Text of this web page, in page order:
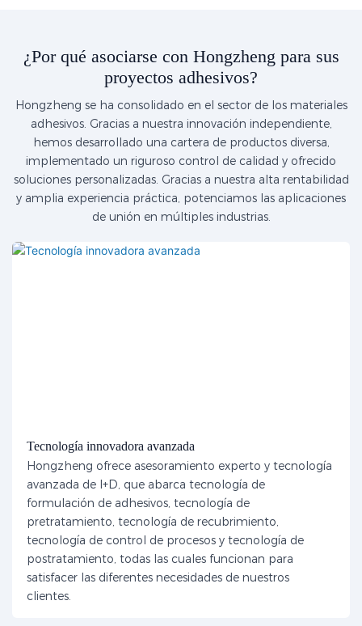
¿Por qué asociarse con Hongzheng para sus
proyectos adhesivos?
Hongzheng se ha consolidado en el sector de los materiales
adhesivos. Gracias a nuestra innovación independiente,
hemos desarrollado una cartera de productos diversa,
implementado un riguroso control de calidad y ofrecido
soluciones personalizadas. Gracias a nuestra alta rentabilidad
y amplia experiencia práctica, potenciamos las aplicaciones
de unión en múltiples industrias.
Tecnología innovadora avanzada
Hongzheng ofrece asesoramiento experto y tecnología
avanzada de I+D, que abarca tecnología de
formulación de adhesivos, tecnología de
pretratamiento, tecnología de recubrimiento,
tecnología de control de procesos y tecnología de
postratamiento, todas las cuales funcionan para
satisfacer las diferentes necesidades de nuestros
clientes.